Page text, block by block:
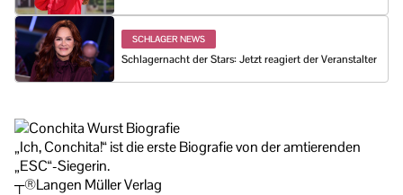
SCHLAGER NEWS
Schlagernacht der Stars: Jetzt reagiert der Veranstalter
„Ich, Conchita!“ ist die erste Biografie von der amtierenden
„ESC“-Siegerin.
┬®Langen Müller Verlag